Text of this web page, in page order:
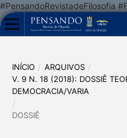
#PensandoRevistadeFilosofia
INÍCIO / ARQUIVOS /
V. 9 N. 18 (2018): DOSSIÊ
DEMOCRACIA/VARIA
/
DOSSIÊ